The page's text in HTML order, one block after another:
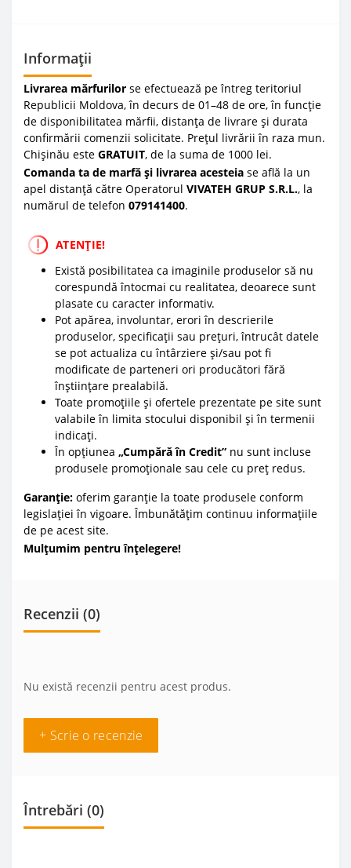
Informații
Livrarea mărfurilor se efectuează pe întreg teritoriul
Republicii Moldova, în decurs de 01–48 de ore, în funcție
de disponibilitatea mărfii, distanța de livrare și durata
confirmării comenzii solicitate. Prețul livrării în raza mun.
Chișinău este GRATUIT, de la suma de 1000 lei.
Comanda ta de marfă și livrarea acesteia se află la un
apel distanță către Operatorul VIVATEH GRUP S.R.L., la
numărul de telefon 079141400.
ATENȚIE!
Există posibilitatea ca imaginile produselor să nu
corespundă întocmai cu realitatea, deoarece sunt
plasate cu caracter informativ.
Pot apărea, involuntar, erori în descrierile
produselor, specificații sau prețuri, întrucât datele
se pot actualiza cu întârziere și/sau pot fi
modificate de parteneri ori producători fără
înștiințare prealabilă.
Toate promoțiile și ofertele prezentate pe site sunt
valabile în limita stocului disponibil și în termenii
indicați.
În opțiunea „Cumpără în Credit” nu sunt incluse
produsele promoționale sau cele cu preț redus.
Garanție: oferim garanție la toate produsele conform
legislației în vigoare. Îmbunătățim continuu informațiile
de pe acest site.
Mulțumim pentru înțelegere!
Recenzii (0)
Nu există recenzii pentru acest produs.
+ Scrie o recenzie
Întrebări (0)